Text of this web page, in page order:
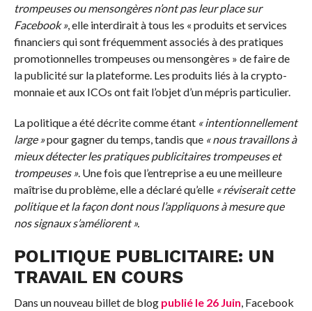
trompeuses ou mensongères n’ont pas leur place sur
Facebook », elle interdirait à tous les « produits et services
financiers qui sont fréquemment associés à des pratiques
promotionnelles trompeuses ou mensongères » de faire de
la publicité sur la plateforme. Les produits liés à la crypto-
monnaie et aux ICOs ont fait l’objet d’un mépris particulier.
La politique a été décrite comme étant « intentionnellement
large »pour gagner du temps, tandis que « nous travaillons à
mieux détecter les pratiques publicitaires trompeuses et
trompeuses ». Une fois que l’entreprise a eu une meilleure
maîtrise du problème, elle a déclaré qu’elle « réviserait cette
politique et la façon dont nous l’appliquons à mesure que
nos signaux s’améliorent ».
POLITIQUE PUBLICITAIRE: UN
TRAVAIL EN COURS
Dans un nouveau billet de blog publié le 26 Juin , Facebook